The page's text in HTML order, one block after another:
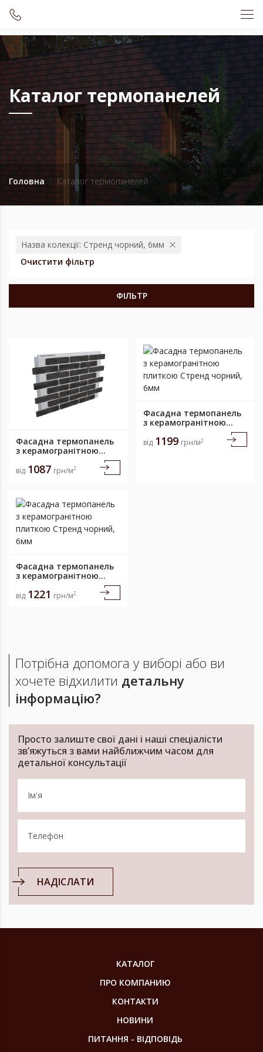
Каталог термопанелей
Головна Каталог термопанелей
Назва колекції: Стренд чорний, 6мм
Очистити фільтр
ФІЛЬТР
Фасадна термопанель
з керамогранітною
чорний, 6мм
від 1087 грн/м2
Фасадна термопанель
з керамогранітною
чорний, 6мм
від 1199 грн/м2
Фасадна термопанель
з керамогранітною
чорний, 6мм
від 1221 грн/м2
Потрібна допомога у виборі або ви
хочете відхилити детальну
інформацію?
Просто залиште свої дані і наші спеціалісти
зв’яжуться з вами найближчим часом для
детальної консультації
НАДІСЛАТИ
КАТАЛОГ
ПРО КОМПАНИЮ
КОНТАКТИ
НОВИНИ
ПИТАННЯ - ВІДПОВІДЬ